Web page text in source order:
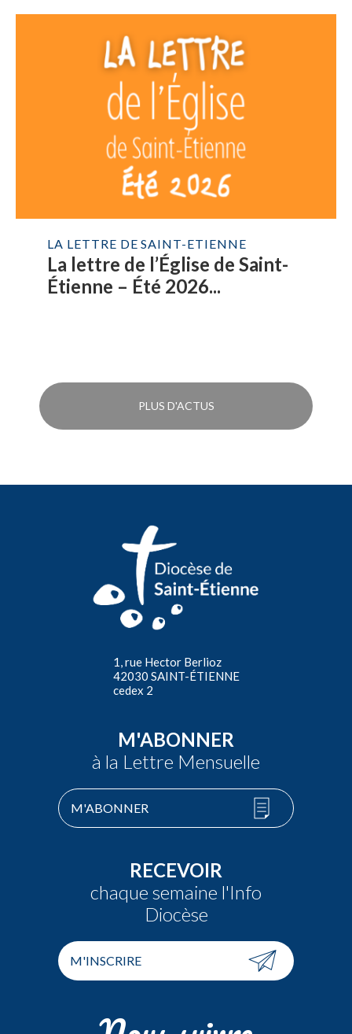
LA LETTRE DE SAINT-ETIENNE
La lettre de l’Église de Saint-
Étienne – Été 2026...
PLUS D'ACTUS
1, rue Hector Berlioz
42030 SAINT-ÉTIENNE
cedex 2
M'ABONNER
à la Lettre Mensuelle
M'ABONNER
RECEVOIR
chaque semaine l'Info
Diocèse
M'INSCRIRE